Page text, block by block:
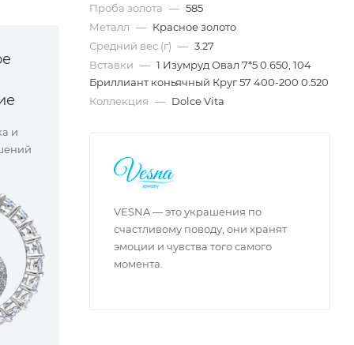
и
Проба золота — 585
Металл — Красное золото
Средний вес (г) — 3.27
Вставки — 1 Изумруд Овал 7*5 0.650, 104
Бриллиант коньячный Круг 57 400-200 0.520
Коллекция — Dolce Vita
VESNA — это украшения по
счастливому поводу, они хранят
эмоции и чувства того самого
момента.